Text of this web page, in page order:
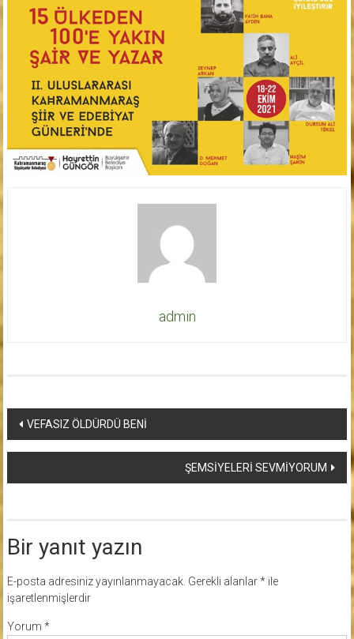
admin
Yazı
dolaşımı
VEFASIZ ÖLDÜRDÜ BENİ
ŞEMSİYELERİ SEVMİYORUM
Bir yanıt yazın
E-posta adresiniz yayınlanmayacak. Gerekli alanlar*ile
işaretlenmişlerdir
Yorum *